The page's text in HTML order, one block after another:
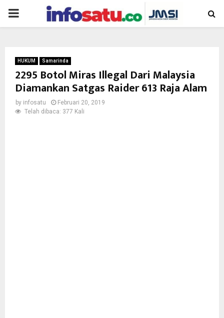
PRIMARY
HUKUM Samarinda
2295 Botol Miras Illegal Dari Malaysia
Diamankan Satgas Raider 613 Raja Alam
by infosatu
Februari 20, 2019
Telah dibaca: 377 Kali